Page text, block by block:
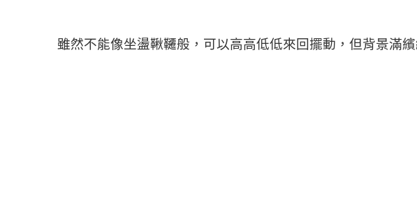
雖然不能像坐盪鞦韆般，可以高高低低來回擺動，但背景滿